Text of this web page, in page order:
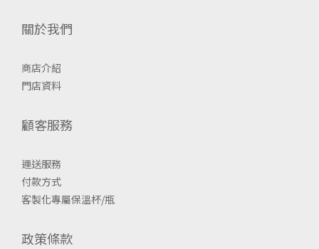
關於我們
商店介紹
門店資料
顧客服務
運送服務
付款方式
客製化專屬保溫杯/瓶
政策條款